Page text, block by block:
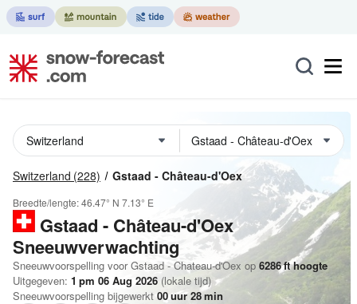
Switzerland (228) Gstaad - Château-d'Oex
Breedte/lengte:46.47° N 7.13° E
Gstaad - Château-d'Oex
Sneeuwverwachting
Sneeuwvoorspelling voor Gstaad - Chateau-d'Oex op 6286fthoogte
Uitgegeven: 1 pm 06 Aug 2026 (lokale tijd)
Sneeuwvoorspelling bijgewerkt 00uur 28min